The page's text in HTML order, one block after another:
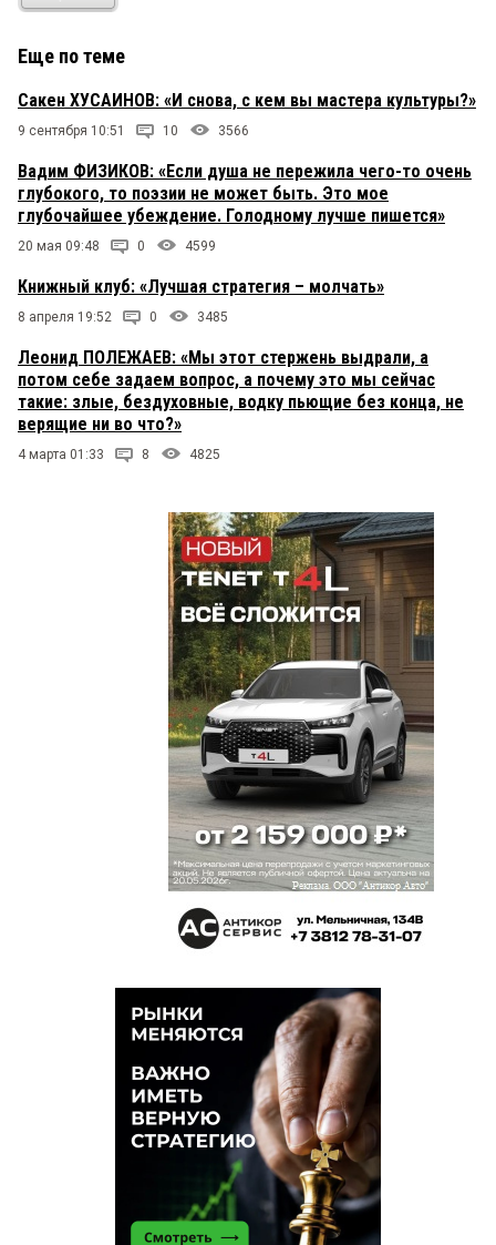
Еще по теме
Сакен ХУСАИНОВ: «И снова, с кем вы мастера культуры?»
9 сентября 10:51 10 3566
Вадим ФИЗИКОВ: «Если душа не пережила чего-то очень
глубокого, то поэзии не может быть. Это мое
глубочайшее убеждение. Голодному лучше пишется»
20 мая 09:48 0 4599
Книжный клуб: «Лучшая стратегия – молчать»
8 апреля 19:52 0 3485
Леонид ПОЛЕЖАЕВ: «Мы этот стержень выдрали, а
потом себе задаем вопрос, а почему это мы сейчас
такие: злые, бездуховные, водку пьющие без конца, не
верящие ни во что?»
4 марта 01:33 8 4825